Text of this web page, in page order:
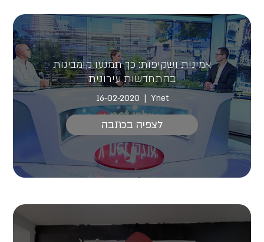
אמינות ושקיפות: כך תמנעו קומבינות
בהתחדשות עירונית
Ynet
16-02-2020
לצפיה בכתבה